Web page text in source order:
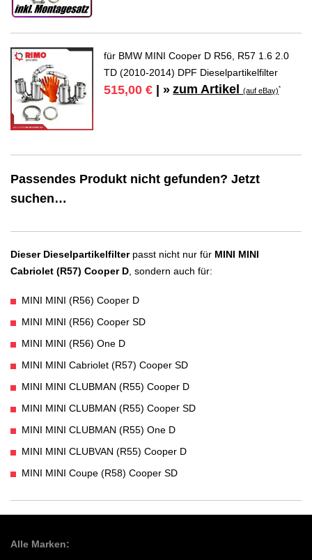
für BMW MINI Cooper D R56, R57 1.6 2.0
TD (2010-2014) DPF Dieselpartikelfilter
515,00 € | » zum Artikel(auf eBay)*
Passendes Produkt nicht gefunden? Jetzt
suchen…
Dieser Dieselpartikelfilterpasst nicht nur für MINI MINI
Cabriolet (R57) Cooper D , sondern auch für:
MINI MINI (R56) Cooper D
MINI MINI (R56) Cooper SD
MINI MINI (R56) One D
MINI MINI Cabriolet (R57) Cooper SD
MINI MINI CLUBMAN (R55) Cooper D
MINI MINI CLUBMAN (R55) Cooper SD
MINI MINI CLUBMAN (R55) One D
MINI MINI CLUBVAN (R55) Cooper D
MINI MINI Coupe (R58) Cooper SD
Alle Marken: